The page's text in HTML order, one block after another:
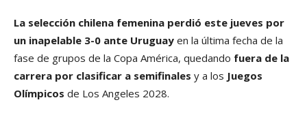
La selección chilena femenina perdió este jueves por
un inapelable 3-0 ante Uruguay en la última fecha de la
fase de grupos de la Copa América, quedando fuera de la
carrera por clasificar a semifinales y a los Juegos
Olímpicos de Los Angeles 2028.